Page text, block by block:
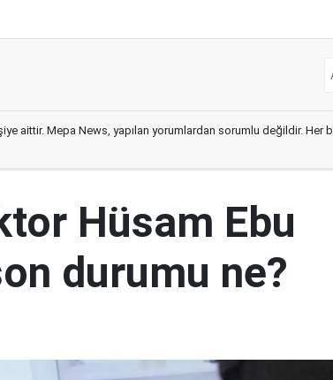
aittir. Mepa News, yapılan yorumlardan sorumlu değildir. Her
Hüsam Ebu
durumu ne?